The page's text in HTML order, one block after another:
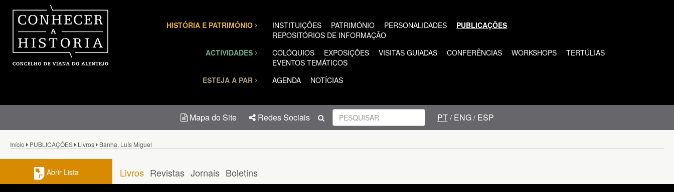
HISTÓRIA E PATRIMÓNIO INSTITUIÇÕES PATRIMÓNIO PERSONALIDADES
PUBLICAÇÕES
REPOSITÓRIOS DE INFORMAÇÃO
ACTIVIDADES
COLÓQUIOS EXPOSIÇÕES VISITAS GUIADAS CONFERÊNCIAS WORKSHOPS
TERTÚLIAS
EVENTOS TEMÁTICOS
ESTEJA A PAR
AGENDA NOTÍCIAS
Mapa do Site Redes Sociais PT/ ENG/ ESP
Início PUBLICAÇÕES Livros Banha, Luís Miguel
Abrir Lista Livros Revistas Jornais Boletins